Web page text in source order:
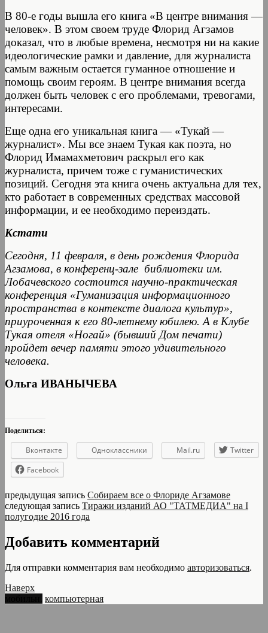
В 80-е годы вышла его книга «В центре внимания —
человек». В этом своем труде Флорид Агзамов
доказал, что в любые времена, несмотря ни на какие
идеологические рамки и давление, для журналиста
самым важным остается гуманное отношение и
помощь своим героям. В центре внимания всегда
должен быть человек с его проблемами, тревогами,
интересами.
Еще одна его уникальная книга — «Тукай —
журналист». Мы все знаем Тукая как поэта, но
Флорид Имамахметович раскрыл его как
журналиста, причем тоже с гуманистических
позиций. Сегодня эта книга очень актуальна для тех,
кто работает в современных средствах массовой
информации, и ее необходимо переиздать.
Кстати
Сегодня, 11 февраля, в день рождения Флорида
Агзамова, в конференц-зале библиотеки им.
Лобачевского состоится научно-практическая
конференция «Гуманизация информационного
пространства в контексте диалога культур»,
приуроченная к его 80-летнему юбилею. А в Клубе
Тукая отеля «Ногай» (бывший Дом печати)
пройдет вечер памяти этого удивительного
человека.
Ольга ИВАНЫЧЕВА
Поделиться:
Вконтакте Одноклассники Mail.ru
Twitter
Facebook
предыдущая запись Собираем все о Флориде Агзамове
следующая запись Тиражи изданий АО "ТАТМЕДИА" на I
полугодие 2016 года
Добавить комментарий
Для отправки комментария вам необходимо авторизоваться.
Наверх
компьютерная